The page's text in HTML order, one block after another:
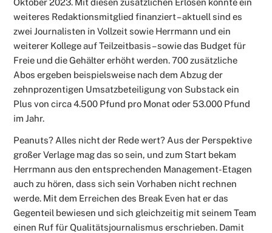
weiteres Redaktionsmitglied finanziert – aktuell sind es
zwei Journalisten in Vollzeit sowie Herrmann und ein
weiterer Kollege auf Teilzeitbasis – sowie das Budget für
Freie und die Gehälter erhöht werden. 700 zusätzliche
Abos ergeben beispielsweise nach dem Abzug der
zehnprozentigen Umsatzbeteiligung von Substack ein
Plus von circa 4.500 Pfund pro Monat oder 53.000 Pfund
im Jahr.
Peanuts? Alles nicht der Rede wert? Aus der Perspektive
großer Verlage mag das so sein, und zum Start bekam
Herrmann aus den entsprechenden Management-Etagen
auch zu hören, dass sich sein Vorhaben nicht rechnen
werde. Mit dem Erreichen des Break Even hat er das
Gegenteil bewiesen und sich gleichzeitig mit seinem Team
einen Ruf für Qualitätsjournalismus erschrieben. Damit